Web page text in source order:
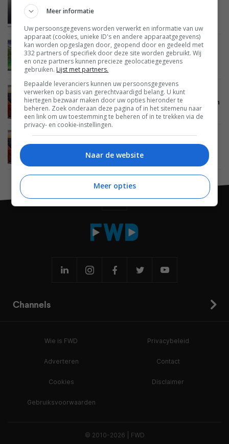
LG maakt Amerikaanse prijzen ‘kleine’ 4K Ultra
BEELD 05 JULI 2013
‘LG werkt aan 49-inch 4K Ultra HD tv’s’
BEELD 17 JUNI 2013
LG’s kleine 4K Ultra HD tv’s dit jaar nog te koop in
Nederland
BEELD 03 JUNI 2013
LG maakt prijzen 55-inch en 65-inch 4K Ultra hd
tv’s bekend
Channels
Wie is FWD Privacybeleid
Adverteren Contact
Cookies Disclaimer
Gebruiksvoorwaarden
© 2010-2026 | FWD
Meer informatie
Uw persoonsgegevens worden verwerkt en informatie van uw
apparaat (cookies, unieke ID's en andere apparaatgegevens)
kan worden opgeslagen door, geopend door en gedeeld met
332 partners of specifiek door deze site worden gebruikt. Wij
en onze partners kunnen precieze geolocatiegegevens
gebruiken. Lijst met partners.
Bepaalde leveranciers kunnen uw persoonsgegevens
verwerken op basis van gerechtvaardigd belang. U kunt
hiertegen bezwaar maken door uw opties hieronder te
beheren. Zoek onderaan deze pagina of in het sitemenu naar
een link om uw toestemming te beheren of in te trekken via de
privacy- en cookie-instellingen.
Naar de website
Meer opties